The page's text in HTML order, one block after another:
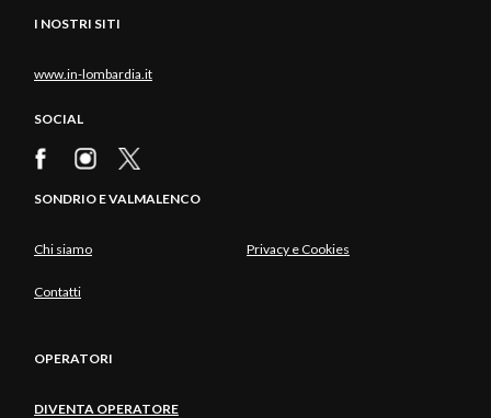
I NOSTRI SITI
www.in-lombardia.it
SOCIAL
SONDRIO E VALMALENCO
Chi siamo Privacy e Cookies
Contatti
OPERATORI
DIVENTA OPERATORE